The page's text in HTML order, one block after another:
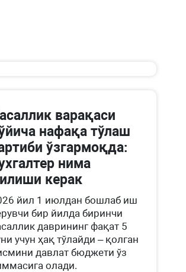
варақаси
нафақа тўлаш
ўзгармоқда:
нима
керак
йил 1 июлдан бошлаб иш
бир йилда биринчи
даврининг фақат 5
учун ҳақ тўлайди – қолган
давлат бюджети ўз
олади.